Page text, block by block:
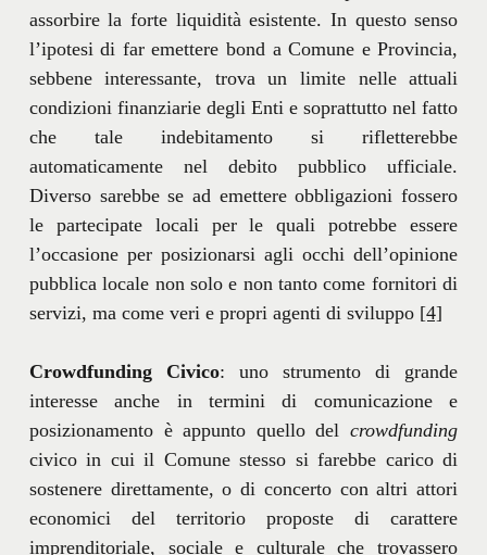
assorbire la forte liquidità esistente. In questo senso
l’ipotesi di far emettere bond a Comune e Provincia,
sebbene interessante, trova un limite nelle attuali
condizioni finanziarie degli Enti e soprattutto nel fatto
che tale indebitamento si rifletterebbe
automaticamente nel debito pubblico ufficiale.
Diverso sarebbe se ad emettere obbligazioni fossero
le partecipate locali per le quali potrebbe essere
l’occasione per posizionarsi agli occhi dell’opinione
pubblica locale non solo e non tanto come fornitori di
servizi, ma come veri e propri agenti di sviluppo [4]
Crowdfunding Civico: uno strumento di grande
interesse anche in termini di comunicazione e
posizionamento è appunto quello delcrowdfunding
civico in cui il Comune stesso si farebbe carico di
sostenere direttamente, o di concerto con altri attori
economici del territorio proposte di carattere
imprenditoriale, sociale e culturale che trovassero